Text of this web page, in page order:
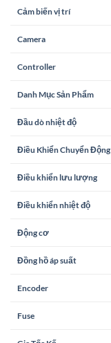
Cảm biến vị trí
Camera
Controller
Danh Mục Sản Phẩm
Đầu dò nhiệt độ
Điều Khiển Chuyển Động
Điều khiển lưu lượng
Điều khiển nhiệt độ
Động cơ
Đồng hồ áp suất
Encoder
Fuse